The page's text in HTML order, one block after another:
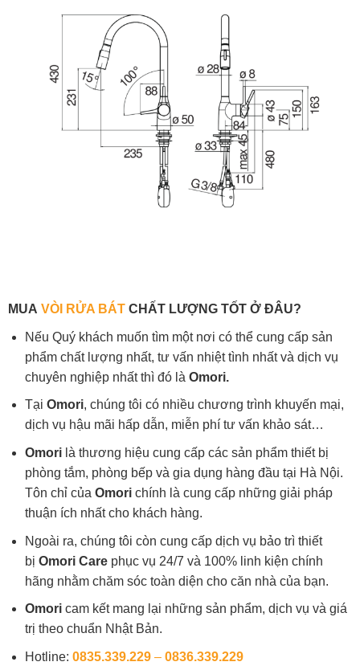
MUA VÒI RỬA BÁTCHẤT LƯỢNG TỐT Ở ĐÂU?
Nếu Quý khách muốn tìm một nơi có thể cung cấp sản
phẩm chất lượng nhất, tư vấn nhiệt tình nhất và dịch vụ
chuyên nghiệp nhất thì đó là Omori.
Tại Omori, chúng tôi có nhiều chương trình khuyến mại,
dịch vụ hậu mãi hấp dẫn, miễn phí tư vấn khảo sát…
Omori là thương hiệu cung cấp các sản phẩm thiết bị
phòng tắm, phòng bếp và gia dụng hàng đầu tại Hà Nội.
Tôn chỉ của Omorichính là cung cấp những giải pháp
thuận ích nhất cho khách hàng.
Ngoài ra, chúng tôi còn cung cấp dịch vụ bảo trì thiết
bị Omori Carephục vụ 24/7 và 100% linh kiện chính
hãng nhằm chăm sóc toàn diện cho căn nhà của bạn.
Omoricam kết mang lại những sản phẩm, dịch vụ và giá
trị theo chuẩn Nhật Bản.
Hotline: 0835.339.229– 0836.339.229